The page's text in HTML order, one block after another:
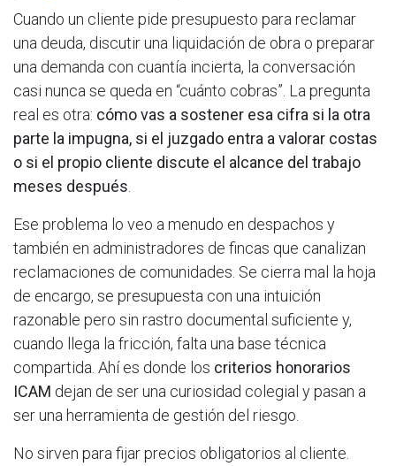
Cuando un cliente pide presupuesto para reclamar
una deuda, discutir una liquidación de obra o preparar
una demanda con cuantía incierta, la conversación
casi nunca se queda en “cuánto cobras”. La pregunta
real es otra: cómo vas a sostener esa cifra si la otra
parte la impugna, si el juzgado entra a valorar costas
o si el propio cliente discute el alcance del trabajo
meses después
Ese problema lo veo a menudo en despachos y
también en administradores de fincas que canalizan
reclamaciones de comunidades. Se cierra mal la hoja
de encargo, se presupuesta con una intuición
razonable pero sin rastro documental suficiente y,
cuando llega la fricción, falta una base técnica
compartida. Ahí es donde los criterios honorarios
ICAM dejan de ser una curiosidad colegial y pasan a
ser una herramienta de gestión del riesgo.
No sirven para fijar precios obligatorios al cliente.